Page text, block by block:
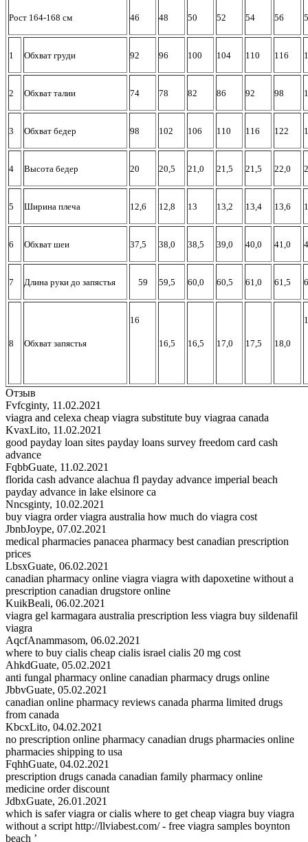
Рост 164-168 см 46 48 50 52 54 56
1 Обхват груди 92 96 100 104 110 116
2 Обхват талии 74 78 82 86 92 98
3 Обхват бедер 98 102 106 110 116 122
4 Высота бедер 20 20,5 21,0 21,5 21,5 22,0
5 Ширина плеча 12,6 12,8 13 13,2 13,4 13,6
6 Обхват шеи 37,5 38,0 38,5 39,0 40,0 41,0
7 Длина руки до запястья 59 59,5 60,0 60,5 61,0 61,5
8 Обхват запястья
16
16,5 16,5 17,0 17,5 18,0
Отзыв
Fvfcginty, 11.02.2021
viagra and celexa cheap viagra substitute buy viagraa canada
KvaxLito, 11.02.2021
good payday loan sites payday loans survey freedom card cash
advance
FqbbGuate, 11.02.2021
florida cash advance alachua fl payday advance imperial beach
payday advance in lake elsinore ca
Nncsginty, 10.02.2021
buy viagra order viagra australia how much do viagra cost
JbnbJoype, 07.02.2021
medical pharmacies panacea pharmacy best canadian prescription
prices
LbsxGuate, 06.02.2021
canadian pharmacy online viagra viagra with dapoxetine without a
prescription canadian drugstore online
KuikBeali, 06.02.2021
viagra gel karmagara australia prescription less viagra buy sildenafil
viagra
AqcfAnammasom, 06.02.2021
where to buy cialis cheap cialis israel cialis 20 mg cost
AhkdGuate, 05.02.2021
anti fungal pharmacy online canadian pharmacy drugs online
JbbvGuate, 05.02.2021
canadian online pharmacy reviews canada pharma limited drugs
from canada
KbcxLito, 04.02.2021
no prescription online pharmacy canadian drugs pharmacies online
pharmacies shipping to usa
FqhhGuate, 04.02.2021
prescription drugs canada canadian family pharmacy online
medicine order discount
JdbxGuate, 26.01.2021
which is safer viagra or cialis where to get cheap viagra buy viagra
without a script http://llviabest.com/ - free viagra samples boynton
beach ’